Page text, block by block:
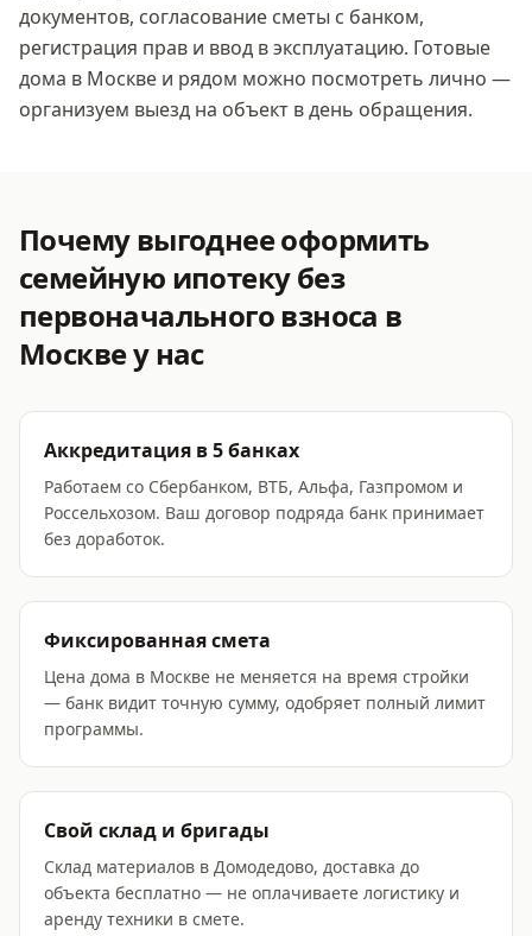
документов, согласование сметы с банком,
регистрация прав и ввод в эксплуатацию. Готовые
дома в Москве и рядом можно посмотреть лично —
организуем выезд на объект в день обращения.
Почему выгоднее оформить
семейную ипотеку без
первоначального взноса в
Москвеу нас
Аккредитация в 5 банках
Работаем со Сбербанком, ВТБ, Альфа, Газпромом и
Россельхозом. Ваш договор подряда банк принимает
без доработок.
Фиксированная смета
Цена дома в Москве не меняется на время стройки
— банк видит точную сумму, одобряет полный лимит
программы.
Свой склад и бригады
Склад материалов в Домодедово, доставка до
объекта бесплатно — не оплачиваете логистику и
аренду техники в смете.